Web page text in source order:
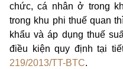
chức, cá nhân ở trong
trong khu phi thuế quan
khẩu và áp dụng thuế
điều kiện quy định tại
219/2013/TT-BTC.